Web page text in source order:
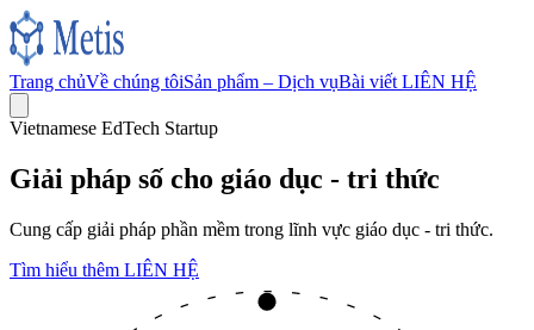
Trang chủVề chúng tôiSản phẩm – Dịch vụBài viết LIÊN HỆ
Vietnamese EdTech Startup
Giải pháp số cho giáo dục - tri thức
Cung cấp giải pháp phần mềm trong lĩnh vực giáo dục - tri thức.
Tìm hiểu thêm LIÊN HỆ